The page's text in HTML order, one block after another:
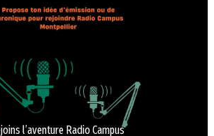
l’aventure Radio Campus